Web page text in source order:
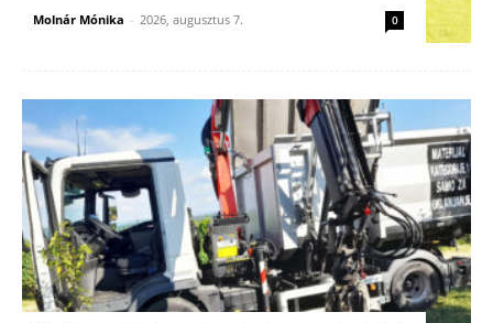
Molnár Mónika - 2026, augusztus 7. 0